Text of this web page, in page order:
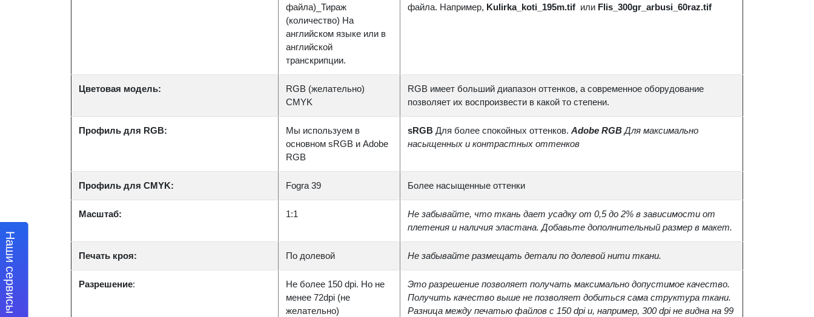
файла)_Тираж
(количество) На
английском языке или в
английской
транскрипции.
файла. Например, Kulirka_koti_195m.tif или Flis_300gr_arbusi_60raz.tif
Цветовая модель:
RGB (желательно)
CMYK
RGB имеет больший диапазон оттенков, а современное оборудование
позволяет их воспроизвести в какой то степени.
Профиль для RGB:
Мы используем в
основном sRGB и Adobe
RGB
sRGB Для более спокойных оттенков. Adobe RGB Для максимально
насыщенных и контрастных оттенков
Профиль для CMYK: Fogra 39 Более насыщенные оттенки
Масштаб: 1:1
Не забывайте, что ткань дает усадку от 0,5 до 2% в зависимости от
плетения и наличия эластана. Добавьте дополнительный размер в макет.
Печать кроя: По долевой Не забывайте размещать детали по долевой нити ткани.
Разрешение:
Не более 150 dpi. Но не
менее 72dpi (не
желательно)
Это разрешение позволяет получать максимально допустимое качество.
Получить качество выше не позволяет добиться сама структура ткани.
Разница между печатью файлов с 150 dpi и, например, 300 dpi не видна на 99
Наши сервисы